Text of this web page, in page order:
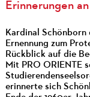
Erinnerungen
Kardinal Schönborn
Ernennung zum
Rückblick auf die
Mit PRO ORIENTE
erinnerte sich